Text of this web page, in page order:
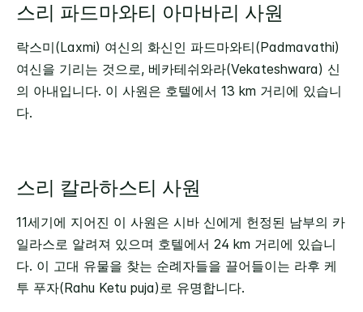
스리 파드마와티 아마바리 사원
락스미(Laxmi) 여신의 화신인 파드마와티(Padmavathi)
여신을 기리는 것으로, 베카테쉬와라(Vekateshwara) 신
의 아내입니다. 이 사원은 호텔에서 13 km 거리에 있습니
다.
스리 칼라하스티 사원
11세기에 지어진 이 사원은 시바 신에게 헌정된 남부의 카
일라스로 알려져 있으며 호텔에서 24 km 거리에 있습니
다. 이 고대 유물을 찾는 순례자들을 끌어들이는 라후 케
투 푸자(Rahu Ketu puja)로 유명합니다.